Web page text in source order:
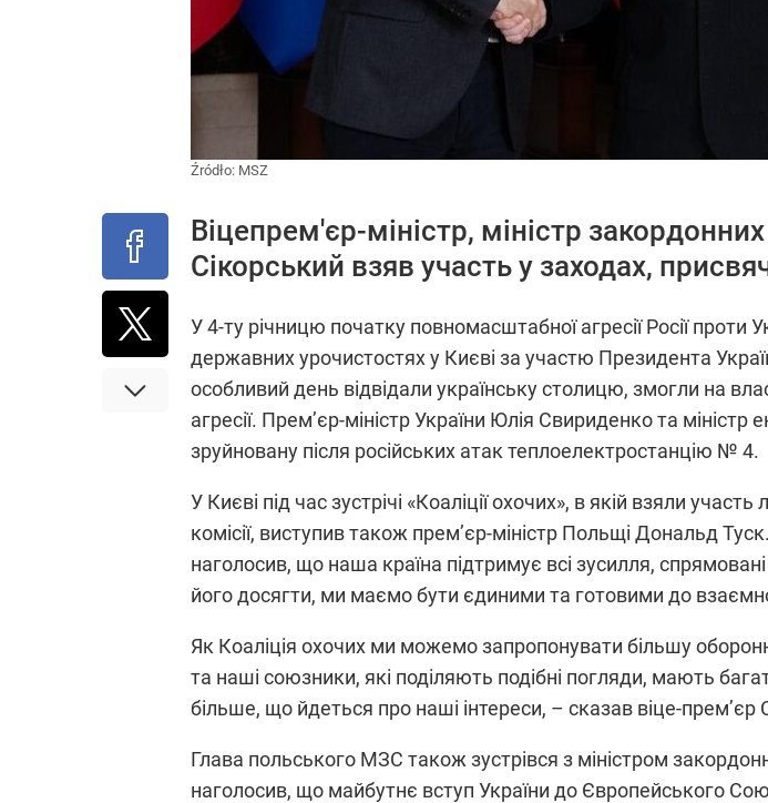
Źródło: MSZ
Віцепрем'єр-міністр, міністр
Сікорський взяв участь у заходах,
У 4-ту річницю початку повномасштабної агресії Росії проти
державних урочистостях у Києві за участю Президента
особливий день відвідали українську столицю, змогли на
агресії. Прем’єр-міністр України Юлія Свириденко та
зруйновану після російських атак теплоелектростанцію № 4.
У Києві під час зустрічі «Коаліції охочих», в якій взяли
комісії, виступив також прем’єр-міністр Польщі Дональд
наголосив, що наша країна підтримує всі зусилля,
його досягти, ми маємо бути єдиними та готовими до
Як Коаліція охочих ми можемо запропонувати більшу
та наші союзники, які поділяють подібні погляди, мають
більше, що йдеться про наші інтереси, – сказав віце-прем’єр
Глава польського МЗС також зустрівся з міністром
наголосив, що майбутнє вступ України до Європейського